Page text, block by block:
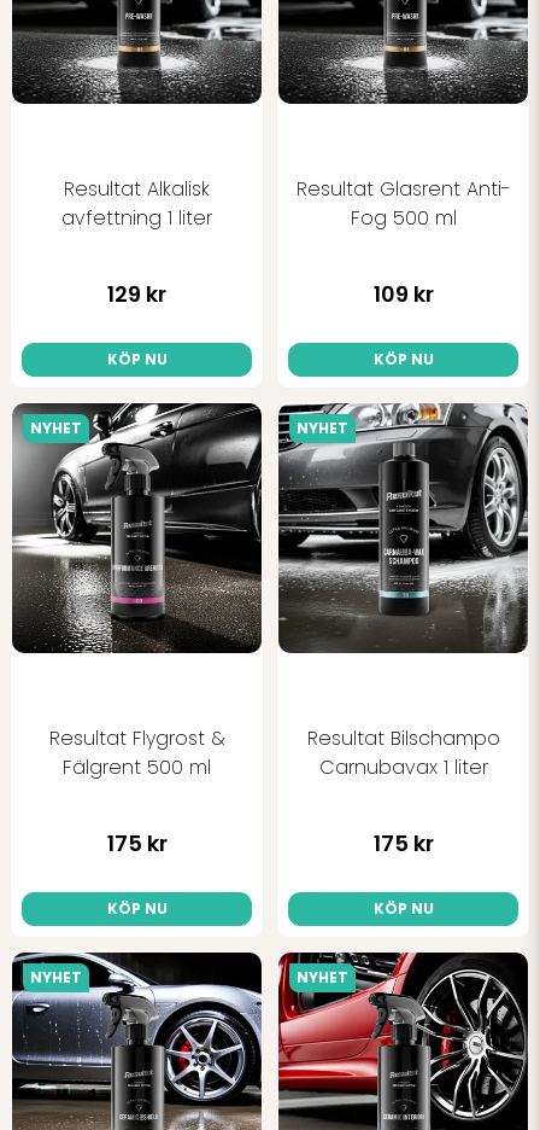
Resultat Alkalisk
avfettning 1 liter
129 kr
KÖP NU
Resultat Glasrent Anti-
Fog 500 ml
109 kr
KÖP NU
Resultat Flygrost &
Fälgrent 500 ml
175 kr
KÖP NU
NYHET
Resultat Bilschampo
Carnubavax 1 liter
175 kr
KÖP NU
NYHET
NYHET NYHET
Ja, ni får publicera min fråga